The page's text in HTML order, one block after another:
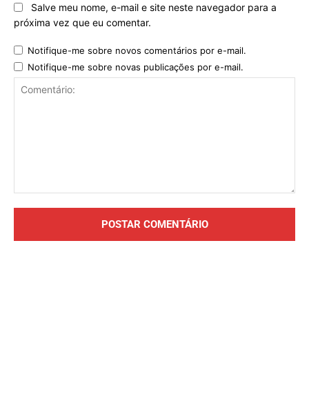
Salve meu nome, e-mail e site neste navegador para a
próxima vez que eu comentar.
Notifique-me sobre novos comentários por e-mail.
Notifique-me sobre novas publicações por e-mail.